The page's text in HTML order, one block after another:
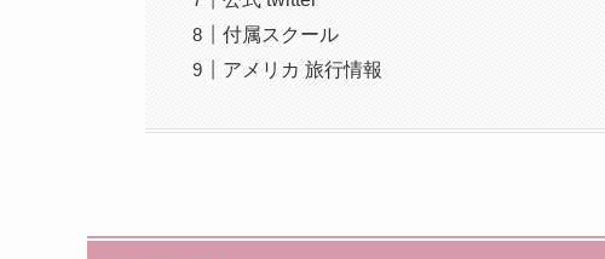
付属スクール
アメリカ 旅行情報